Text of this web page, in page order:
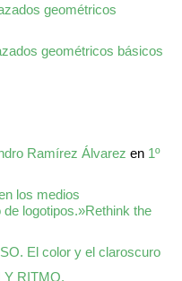
geométricos
geométricos básicos
Ramírez Álvarez en 1º
los medios
logotipos.»Rethink the
El color y el claroscuro
Y RITMO.